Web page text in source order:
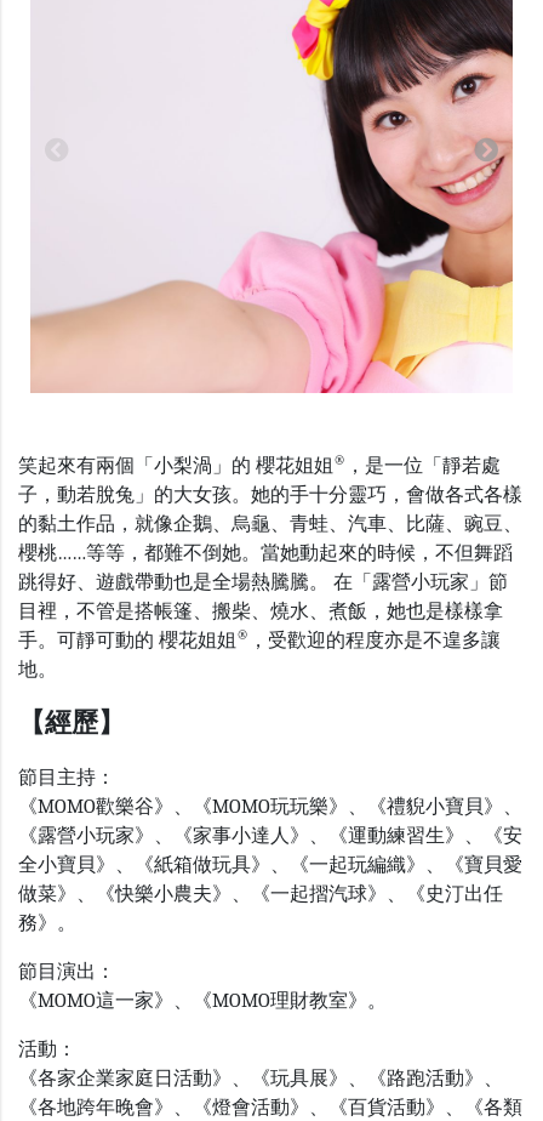
笑起來有兩個「小梨渦」的 櫻花姐姐 ® ，是一位「靜若處
子，動若脫兔」的大女孩。她的手十分靈巧，會做各式各樣
的黏土作品，就像企鵝、烏龜、青蛙、汽車、比薩、豌豆、
櫻桃……等等，都難不倒她。當她動起來的時候，不但舞蹈
跳得好、遊戲帶動也是全場熱騰騰。 在「露營小玩家」節
目裡，不管是搭帳篷、搬柴、燒水、煮飯，她也是樣樣拿
手。可靜可動的 櫻花姐姐 ® ，受歡迎的程度亦是不遑多讓
地。
【經歷】
節目主持：
《MOMO歡樂谷》、《MOMO玩玩樂》、《禮貎小寶貝》、
《露營小玩家》、《家事小達人》、《運動練習生》、《安
全小寶貝》、《紙箱做玩具》、《一起玩編織》、《寶貝愛
做菜》、《快樂小農夫》、《一起摺汽球》、《史汀出任
務》。
節目演出：
《MOMO這一家》、《MOMO理財教室》。
活動：
《各家企業家庭日活動》、《玩具展》、《路跑活動》、
《各地跨年晚會》、《燈會活動》、《百貨活動》、《各類